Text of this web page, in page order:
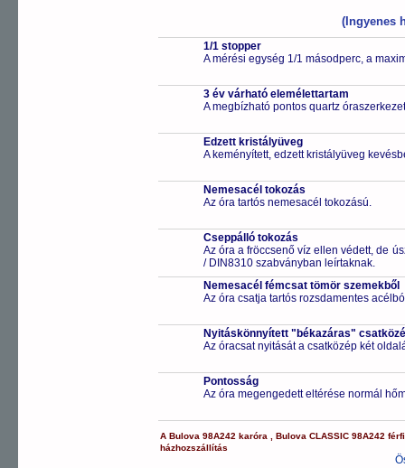
(Ingyenes
1/1 stopper
A mérési egység 1/1 másodperc, a
3 év várható elemélettartam
A megbízható pontos quartz
Edzett kristályüveg
A keményített, edzett kristályüveg
Nemesacél tokozás
Az óra tartós nemesacél tokozású.
Cseppálló tokozás
Az óra a fröccsenő víz ellen védett, de
/ DIN8310 szabványban leírtaknak.
Nemesacél fémcsat tömör szemekből
Az óra csatja tartós rozsdamentes
Nyitáskönnyített "békazáras"
Az óracsat nyitását a csatközép két
Pontosság
Az óra megengedett eltérése normál
ABulova 98A242 karóra ,Bulova CLASSIC 98A242
házhozszállítás